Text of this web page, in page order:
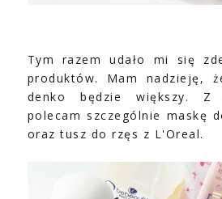
Tym razem udało mi się
produktów. Mam nadzieję,
denko będzie większy. Z
polecam szczególnie maskę
oraz tusz do rzęs z L'Oreal.